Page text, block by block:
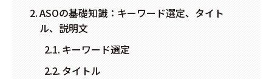
ASOの基礎知識：キーワード選定、タイト
ル、説明文
キーワード選定
タイトル